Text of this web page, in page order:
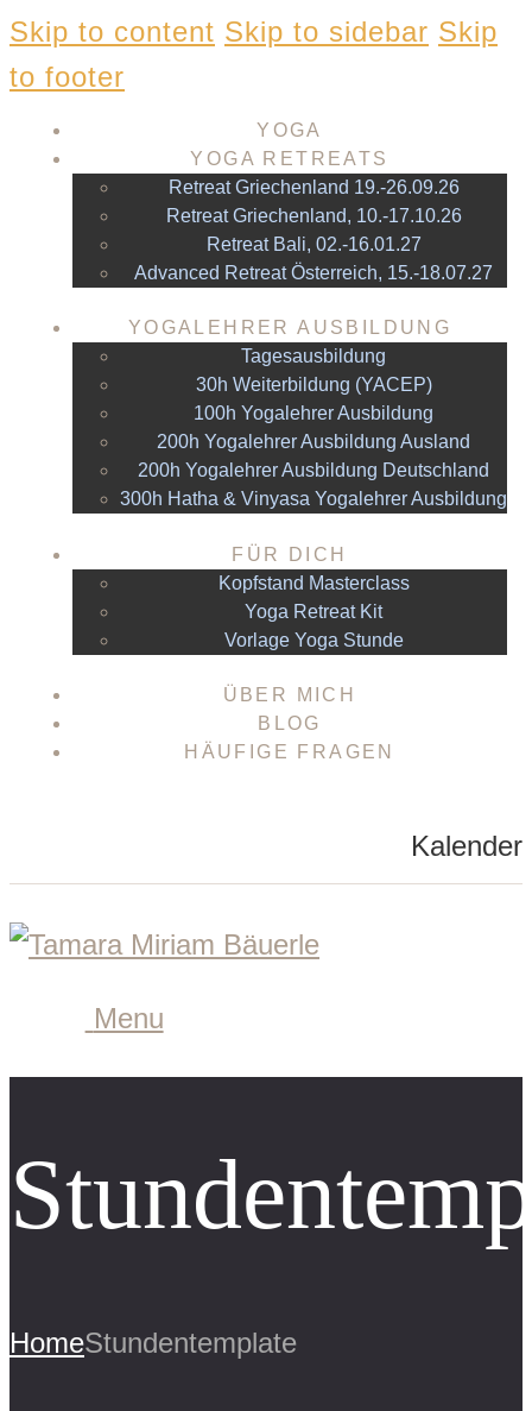
Skip to content Skip to sidebar Skip
to footer
YOGA
YOGA RETREATS
Retreat Griechenland 19.-26.09.26
Retreat Griechenland, 10.-17.10.26
Retreat Bali, 02.-16.01.27
Advanced Retreat Österreich, 15.-18.07.27
YOGALEHRER AUSBILDUNG
Tagesausbildung
30h Weiterbildung (YACEP)
100h Yogalehrer Ausbildung
200h Yogalehrer Ausbildung Ausland
200h Yogalehrer Ausbildung Deutschland
300h Hatha & Vinyasa Yogalehrer Ausbildung
FÜR DICH
Kopfstand Masterclass
Yoga Retreat Kit
Vorlage Yoga Stunde
ÜBER MICH
BLOG
HÄUFIGE FRAGEN
Kalender
Menu
HomeStundentemplate